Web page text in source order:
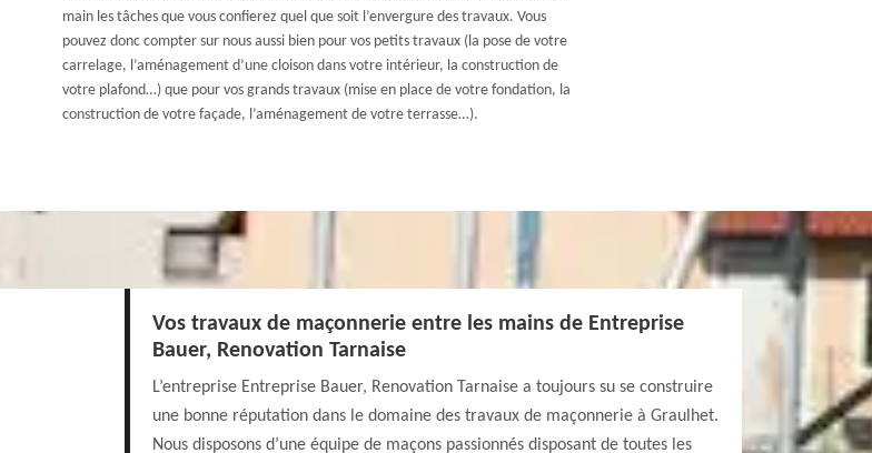
main les tâches que vous confierez quel que soit l’envergure des travaux. Vous
pouvez donc compter sur nous aussi bien pour vos petits travaux (la pose de votre
carrelage, l’aménagement d’une cloison dans votre intérieur, la construction de
votre plafond…) que pour vos grands travaux (mise en place de votre fondation, la
construction de votre façade, l’aménagement de votre terrasse…).
Vos travaux de maçonnerie entre les mains de Entreprise
Bauer, Renovation Tarnaise
L’entreprise Entreprise Bauer, Renovation Tarnaise a toujours su se construire
une bonne réputation dans le domaine des travaux de maçonnerie à Graulhet.
Nous disposons d’une équipe de maçons passionnés disposant de toutes les